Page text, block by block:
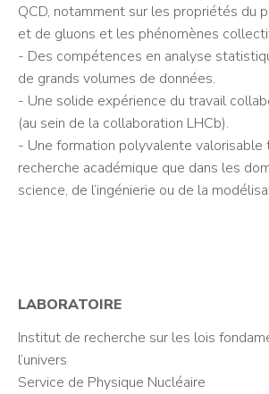
QCD, notamment sur les propriétés du
et de gluons et les phénomènes
- Des compétences en analyse
de grands volumes de données.
- Une solide expérience du travail
(au sein de la collaboration LHCb).
- Une formation polyvalente valorisable
recherche académique que dans les
science, de l’ingénierie ou de la
LABORATOIRE
Institut de recherche sur les lois
l’univers
Service de Physique Nucléaire